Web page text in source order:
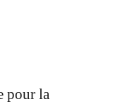
pour la